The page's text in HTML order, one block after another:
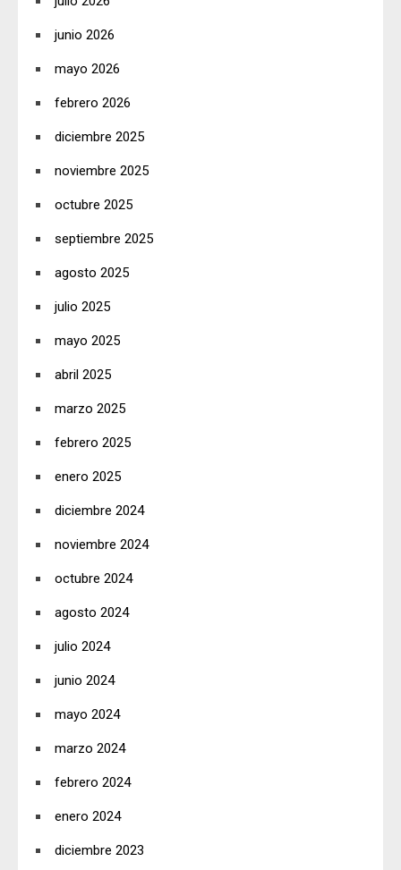
junio 2026
mayo 2026
febrero 2026
diciembre 2025
noviembre 2025
octubre 2025
septiembre 2025
agosto 2025
julio 2025
mayo 2025
abril 2025
marzo 2025
febrero 2025
enero 2025
diciembre 2024
noviembre 2024
octubre 2024
agosto 2024
julio 2024
junio 2024
mayo 2024
marzo 2024
febrero 2024
enero 2024
diciembre 2023